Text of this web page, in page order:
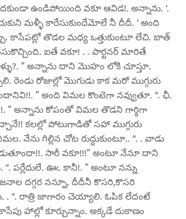
ఉండిపోయింది వకూ ఆవిడ!. అన్నాను. ‘.
మళ్ళీ కారేసుకుందేమోలే నీ దీదీ. ‘ అంది
కాసేపట్లో తొడల మధ్య ఒత్తుకుంటూ లేచి. బాత్
ఐతే వకూ! . . పార్టనర్ మారితే
” అన్నాను దాని మొహం లోకి చూస్తూ.
రెండు రోజుల్లో మొగుడు కాక మరో ముగ్గురు
” అంది విమల కొంటెగా నవ్వుతూ. “. ఛీ.
” అన్నాను కోపంతో విమల తొడని గాఠ్ఠిగా
కలల్లో పోటుగాడితో సహా ముగ్గురు
నేను గిల్లిన చోట రుద్దుకుంటూ.. “. . వాడు
సారీ వకూ!!!” అంటూ నేనూ దాని
పర్లేదులే. ఊఁ. కానీ!. ” అంటూ నన్ను
దగ్గర నన్నూ, దీదీనీ కొసరి,కొసరి
. “. రాత్రి జాగారం చెయ్యాలి. ఓపిక లేదంటే
హాల్లో కూర్చున్నాం. అక్కడే దుకాణం